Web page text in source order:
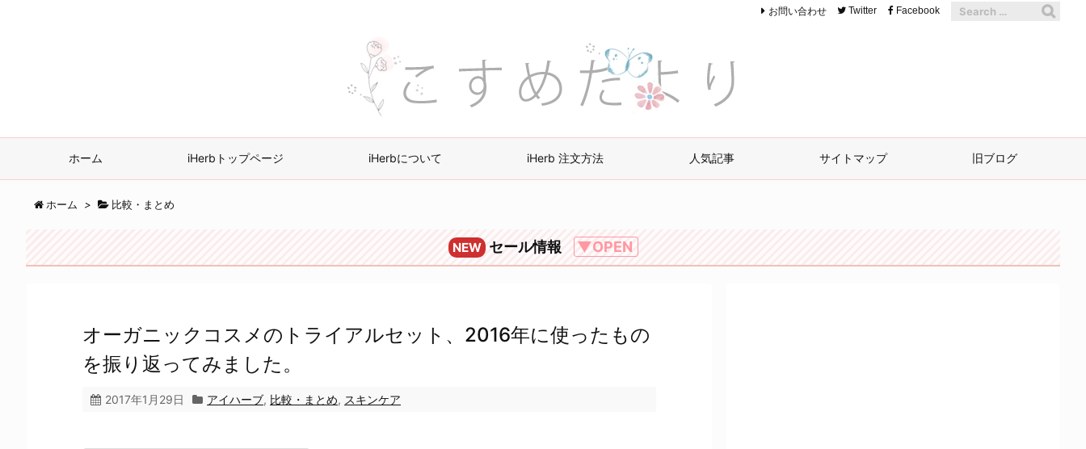
ホーム iHerbトップページ iHerbについて iHerb 注文方法 人気記事 サイトマップ 旧ブログ
お問い合わせ Twitter Facebook
ホーム > 比較・まとめ
NEW セール情報 ▼OPEN
オーガニックコスメのトライアルセット、2016年に使ったもの
を振り返ってみました。
2017年1月29日 アイハーブ, 比較・まとめ, スキンケア